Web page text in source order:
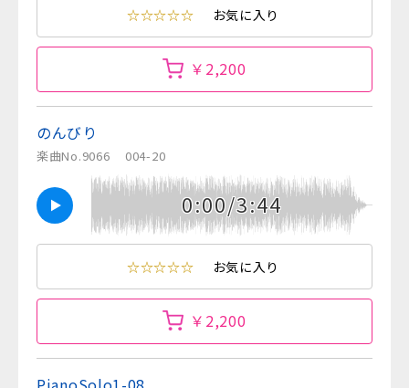
☆☆☆☆☆ お気に入り
￥2,200
のんびり
楽曲No.9066 004-20
0:00/3:44
☆☆☆☆☆ お気に入り
￥2,200